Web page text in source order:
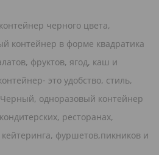
черного цвета,
контейнер в форме квадратика
фруктов, ягод, каш и
это удобство, стиль,
Черный, одноразовый контейнер
ресторанах,
фуршетов,пикников и